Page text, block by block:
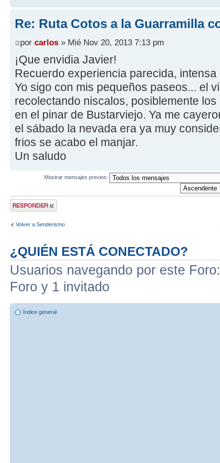
Re: Ruta Cotos a la Guarramilla
por carlos » Mié Nov 20, 2013 7:13 pm
¡Que envidia Javier!
Recuerdo experiencia parecida,
Yo sigo con mis pequeños paseos... el
recolectando niscalos, posiblemente
en el pinar de Bustarviejo. Ya me
el sábado la nevada era ya muy
frios se acabo el manjar.
Un saludo
Mostrar mensajes previos:
Publicar una
respuesta
Volver a Senderismo
¿QUIÉN ESTÁ CONECTADO?
Usuarios navegando por este
Foro y 1 invitado
Índice general